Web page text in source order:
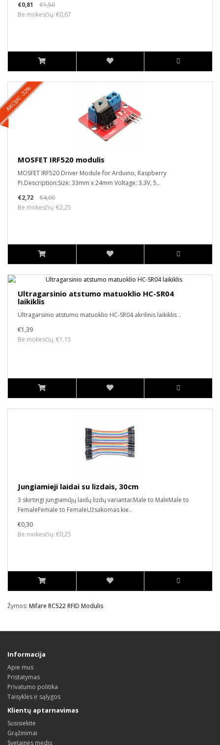
€0,81
€1,50
Be mokesčių: €0,67
AKCIJA! -32%
MOSFET IRF520 modulis
MOSFET IRF520 Driver Module for Arduino, Raspberry
Pi.Description:Size: 33mm x 24mm Voltage: 3.3V, 5..
€2,72
€4,00
Be mokesčių: €2,25
Ultragarsinio atstumo matuoklio HC-SR04
laikiklis
Ultragarsinio atstumo matuoklio HC-SR04 akrilinis laikiklis ..
€1,39
Be mokesčių: €1,15
Jungiamieji laidai su lizdais, 30cm
3 skirtingi jungiamūjų laidų lizdų variantai:Male to MaleMale to
FemaleFemale to FemaleUžsakomas kie..
€0,30
Be mokesčių: €0,25
Žymos: Mifare RC522 RFID Modulis
Informacija
Apie mus
Pristatymas
Privatumo politika
Taisyklės ir sąlygos
Klientų aptarnavimas
Susisiekite
Grąžinimai
Svetainės medis